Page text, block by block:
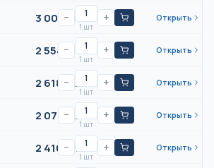
3 009₸/шт
−
1 шт
+ Открыть
2 554 ₸/ шт
−
1 шт
+ Открыть
2 618 ₸/ шт
−
1 шт
+ Открыть
2 071 ₸/ шт
−
1 шт
+ Открыть
2 416 ₸/ шт
−
1 шт
+ Открыть